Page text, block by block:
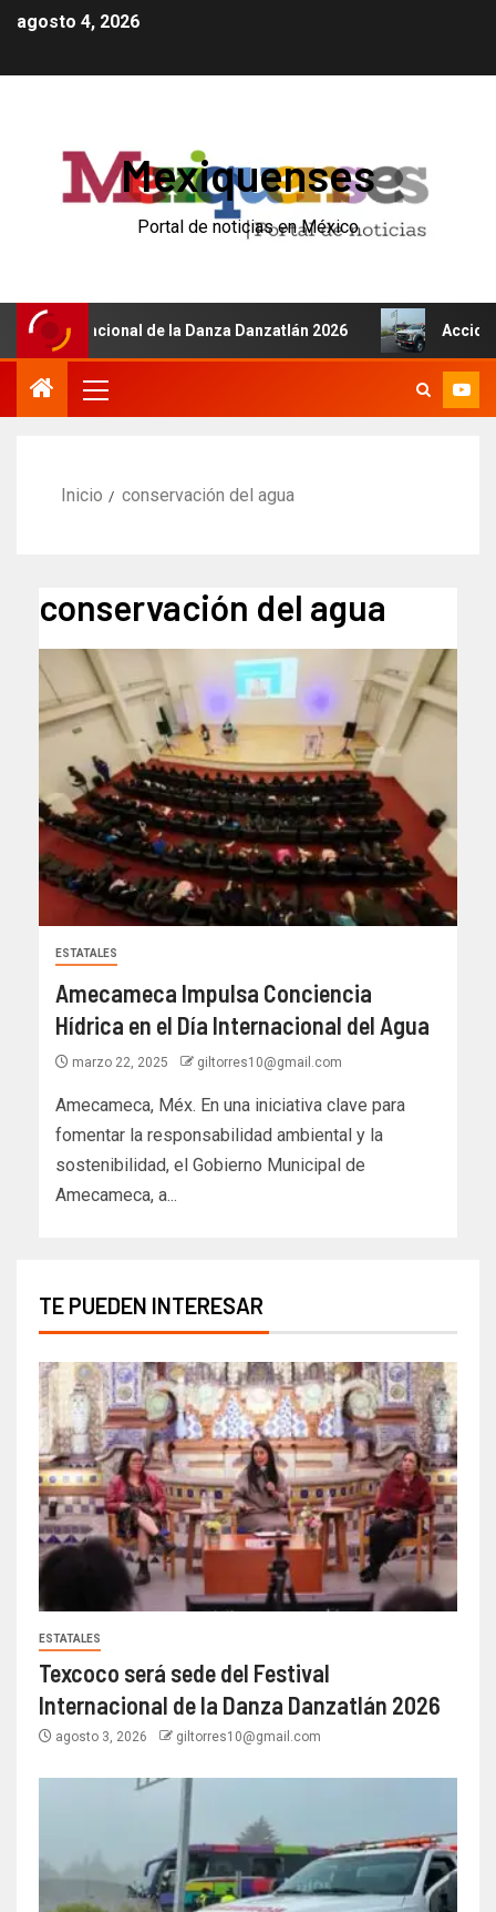
agosto 4, 2026
Mexiquenses
Portal de noticias en México
Internacional de la Danza Danzatlán 2026 Accidente
Inicio conservación del agua
conservación del agua
ESTATALES
Amecameca Impulsa Conciencia
Hídrica en el Día Internacional del Agua
marzo 22, 2025 giltorres10@gmail.com
Amecameca, Méx. En una iniciativa clave para
fomentar la responsabilidad ambiental y la
sostenibilidad, el Gobierno Municipal de
Amecameca, a...
TE PUEDEN INTERESAR
ESTATALES
Texcoco será sede del Festival
Internacional de la Danza Danzatlán 2026
agosto 3, 2026 giltorres10@gmail.com